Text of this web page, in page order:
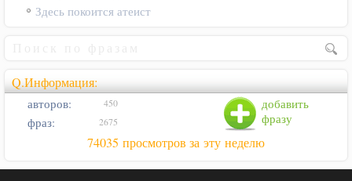
Здесь покоится атеист
Q.Информация:
добавить
фразу
авторов: 450
фраз: 2675
74035 просмотров за эту неделю